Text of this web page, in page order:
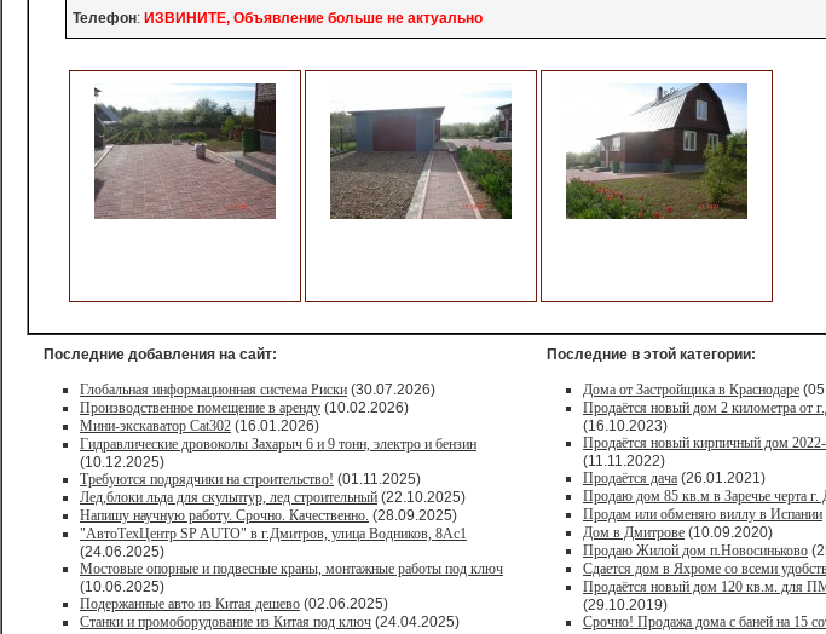
Телефон: ИЗВИНИТЕ, Объявление больше не актуально
Последние добавления на сайт:
Глобальная информационная система Риски (30.07.2026)
Производственное помещение в аренду (10.02.2026)
Мини-экскаватор Cat302 (16.01.2026)
Гидравлические дровоколы Захарыч 6 и 9 тонн, электро и бензин
(10.12.2025)
Требуются подрядчики на строительство! (01.11.2025)
Лед,блоки льда для скульптур, лед строительный (22.10.2025)
Напишу научную работу. Срочно. Качественно. (28.09.2025)
"АвтоТехЦентр SP AUTO" в г.Дмитров, улица Водников, 8Ас1
(24.06.2025)
Мостовые опорные и подвесные краны, монтажные работы под ключ
(10.06.2025)
Подержанные авто из Китая дешево (02.06.2025)
Станки и промоборудование из Китая под ключ (24.04.2025)
Последние в этой категории:
Дома от Застройщика в Краснодаре
Продаётся новый дом 2 километра от
(16.10.2023)
Продаётся новый кирпичный дом
(11.11.2022)
Продаётся дача (26.01.2021)
Продaю дом 85 кв.м в Зарeчьe черта г.
Продам или обменяю виллу в Испании
Дом в Дмитрове (10.09.2020)
Продаю Жилой дом п.Новосиньково
Сдается дом в Яхроме со всеми
Продаётся новый дом 120 кв.м. для
(29.10.2019)
Срочно! Продажа дома с баней на 15